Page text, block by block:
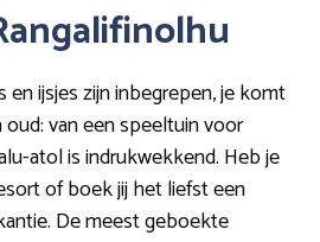
ijsjes zijn inbegrepen, je komt
van een speeltuin voor
atol is indrukwekkend. Heb je
of boek jij het liefst een
De meest geboekte